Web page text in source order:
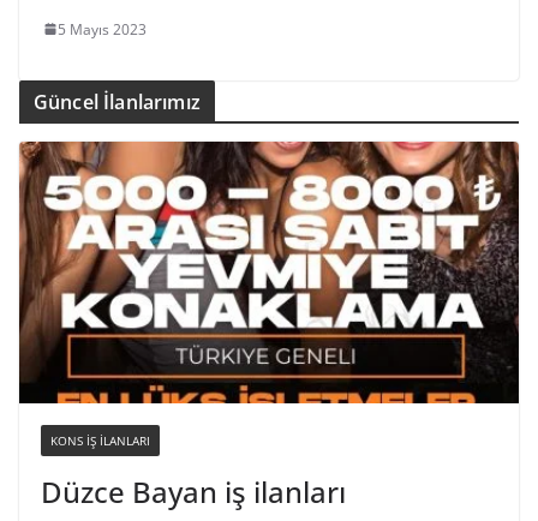
5 Mayıs 2023
Güncel İlanlarımız
KONS IŞ ILANLARI
Düzce Bayan iş ilanları